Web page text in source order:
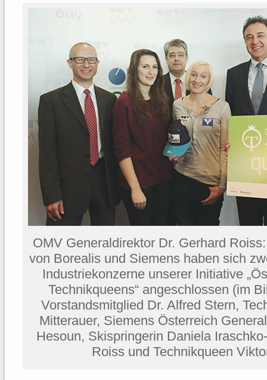
OMV Generaldirektor Dr. Gerhard
von Borealis und Siemens haben sich
Industriekonzerne unserer Initiative
Technikqueens“ angeschlossen (im
Vorstandsmitglied Dr. Alfred Stern,
Mitterauer, Siemens Österreich
Hesoun, Skispringerin Daniela
Roiss und Technikqueen